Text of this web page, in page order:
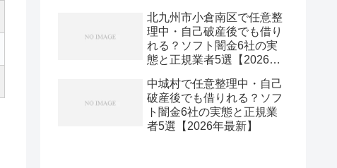
北九州市小倉南区で任意整
理中・自己破産後でも借り
れる？ソフト闇金6社の実
態と正規業者5選【2026年
中城村で任意整理中・自己
破産後でも借りれる？ソフ
ト闇金6社の実態と正規業
者5選【2026年最新】